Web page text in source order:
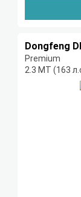
Dongfeng
Premium
2.3 MT (163